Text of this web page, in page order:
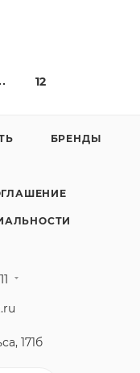
12
БРЕНДЫ
171б